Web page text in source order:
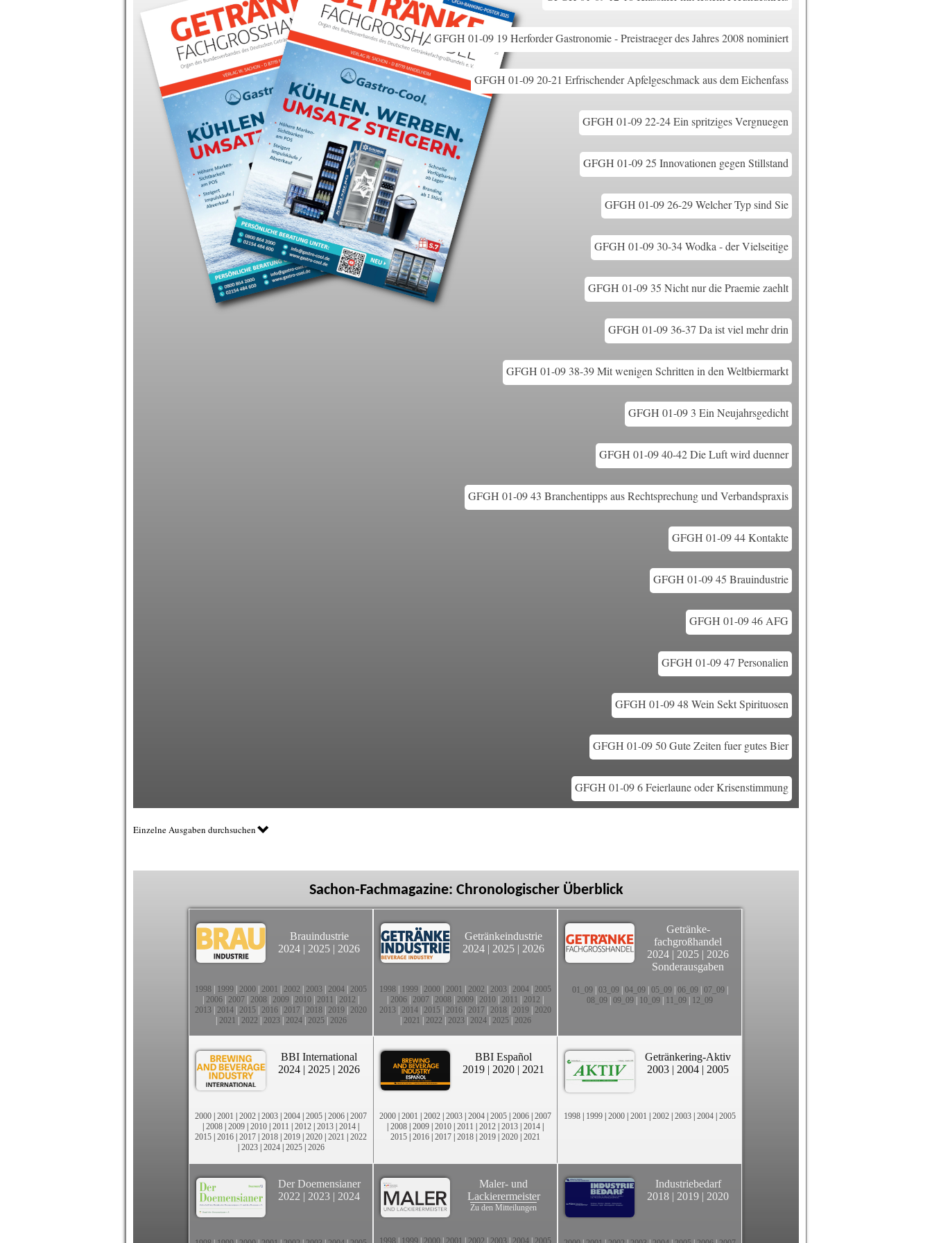
GFGH 01-09 19 Herforder Gastronomie - Preistraeger des Jahres 2008 nominiert
GFGH 01-09 20-21 Erfrischender Apfelgeschmack aus dem Eichenfass
GFGH 01-09 22-24 Ein spritziges Vergnuegen
GFGH 01-09 25 Innovationen gegen Stillstand
GFGH 01-09 26-29 Welcher Typ sind Sie
GFGH 01-09 30-34 Wodka - der Vielseitige
GFGH 01-09 35 Nicht nur die Praemie zaehlt
GFGH 01-09 36-37 Da ist viel mehr drin
GFGH 01-09 38-39 Mit wenigen Schritten in den Weltbiermarkt
GFGH 01-09 3 Ein Neujahrsgedicht
GFGH 01-09 40-42 Die Luft wird duenner
GFGH 01-09 43 Branchentipps aus Rechtsprechung und Verbandspraxis
GFGH 01-09 44 Kontakte
GFGH 01-09 45 Brauindustrie
GFGH 01-09 46 AFG
GFGH 01-09 47 Personalien
GFGH 01-09 48 Wein Sekt Spirituosen
GFGH 01-09 50 Gute Zeiten fuer gutes Bier
GFGH 01-09 6 Feierlaune oder Krisenstimmung
Einzelne Ausgaben durchsuchen
Sachon-Fachmagazine: Chronologischer Überblick
Brauindustrie
2024 | 2025 | 2026
1998 1999 2000 2001 2002 2003 2004 2005
2006 2007 2008 2009 2010 2011 2012
2013 2014 2015 2016 2017 2018 2019 2020
2021 2022 2023| 2024| 2025| 2026
Getränkeindustrie
2024 | 2025 | 2026
1998 1999 2000 2001 2002 2003 2004 2005
2006 2007 2008 2009 2010 2011 2012
2013 2014 2015 2016 2017 2018 2019 2020
2021 2022 2023| 2024| 2025| 2026
Getränke-
fachgroßhandel
2024 | 2025 | 2026
Sonderausgaben
01_09| 03_09| 04_09| 05_09| 06_09| 07_09|
08_09 09_09 10_09 11_09 12_09
BBI International
2024 | 2025 | 2026
2000 | 2001 | 2002 | 2003 | 2004 | 2005 | 2006 | 2007
| 2008 | 2009 | 2010 | 2011 | 2012 | 2013 | 2014 |
2015 | 2016 | 2017 | 2018 | 2019 | 2020 | 2021 | 2022
| 2023| 2024| 2025| 2026
BBI Español
2019 | 2020 | 2021
2000 | 2001 | 2002 | 2003 | 2004 | 2005 | 2006 | 2007
| 2008 | 2009 | 2010 | 2011 | 2012 | 2013 | 2014 |
2015 | 2016 | 2017 | 2018 | 2019 | 2020 | 2021
Getränkering-Aktiv
2003 | 2004 | 2005
1998 | 1999 | 2000 | 2001 | 2002 | 2003 | 2004 | 2005
Der Doemensianer
2022 | 2023 | 2024
Maler- und
Lackierermeister
Zu den Mitteilungen
1998 1999 2000 2001 2002 2003 2004 2005
Industriebedarf
2018 | 2019 | 2020